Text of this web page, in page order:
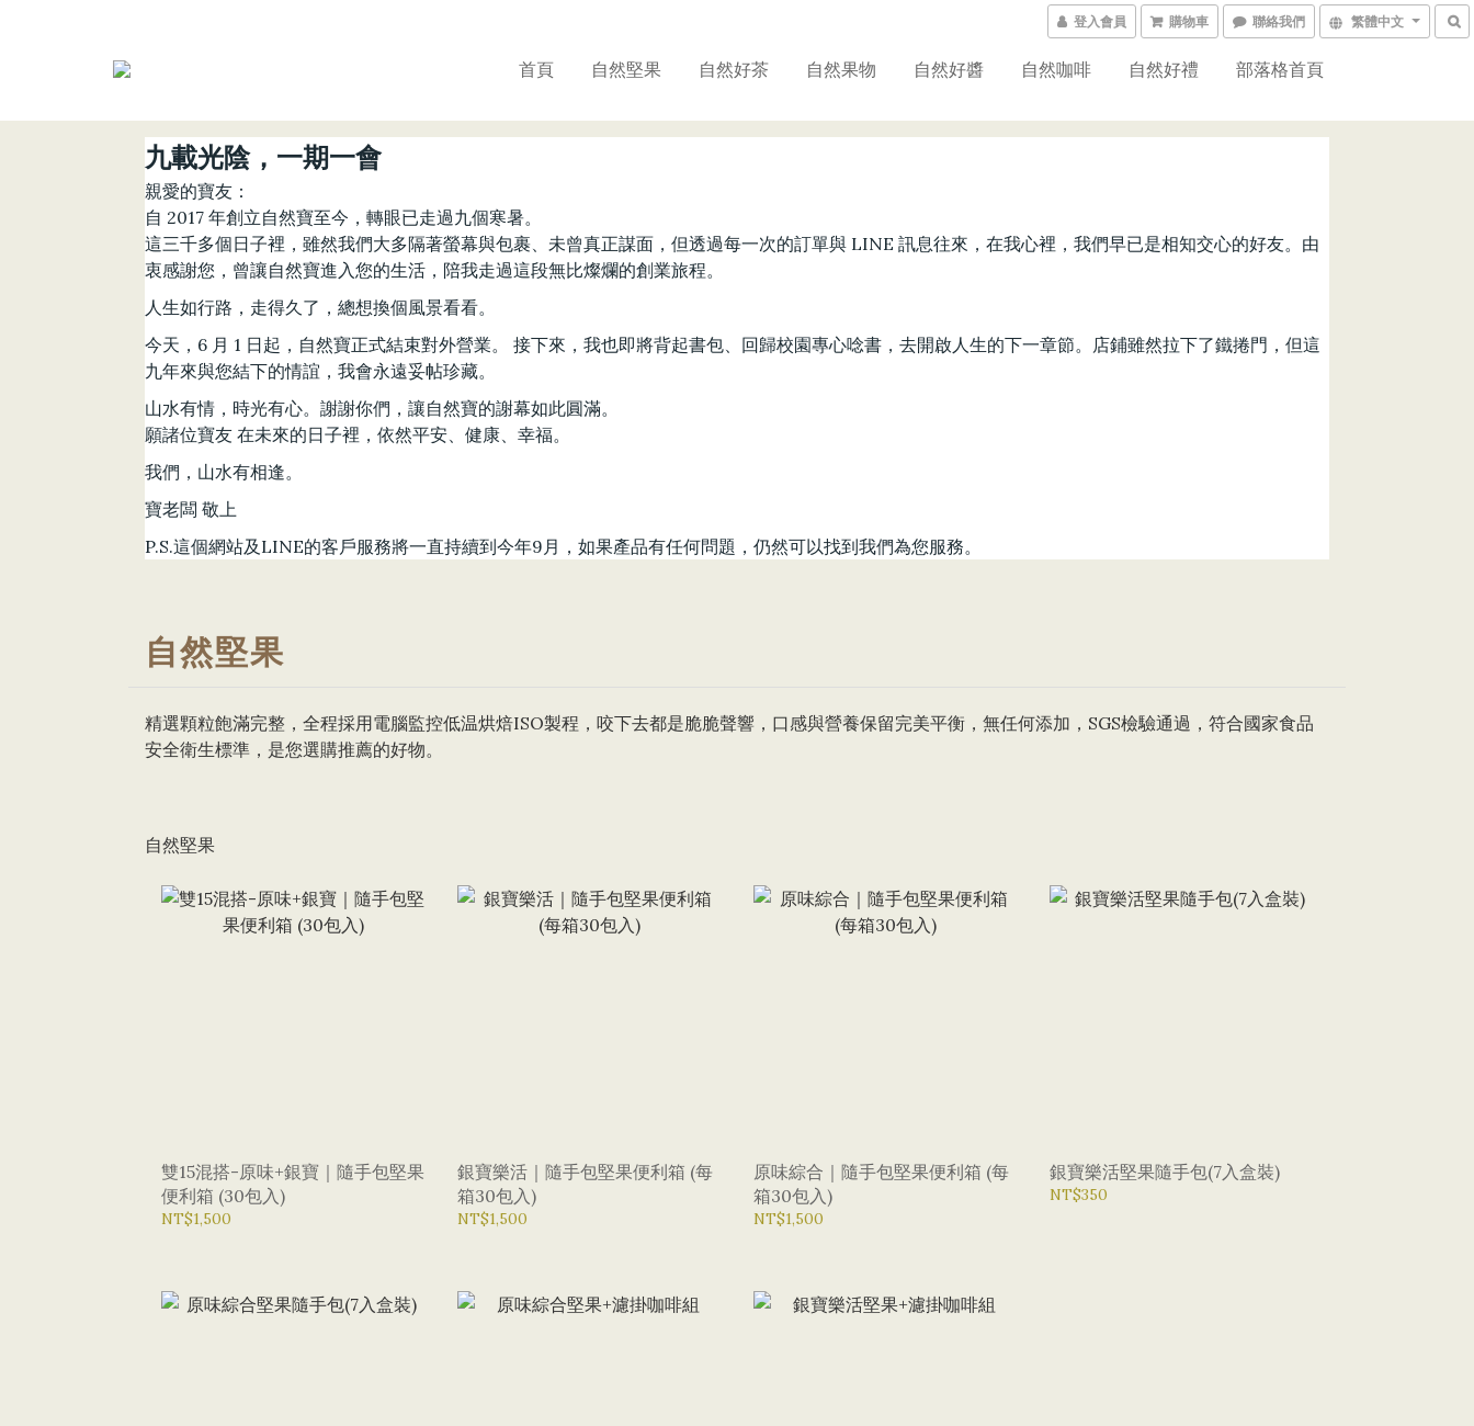
登入會員 購物車 聯絡我們 繁體中文
首頁 自然堅果 自然好茶 自然果物 自然好醬 自然咖啡 自然好禮 部落格首頁
九載光陰，一期一會
親愛的寶友：
自 2017 年創立自然寶至今，轉眼已走過九個寒暑。
這三千多個日子裡，雖然我們大多隔著螢幕與包裹、未曾真正謀面，但透過每一次的訂單與 LINE 訊息往來，在我心裡，我們早已是相知交心的好友。由
衷感謝您，曾讓自然寶進入您的生活，陪我走過這段無比燦爛的創業旅程。
人生如行路，走得久了，總想換個風景看看。
今天，6 月 1 日起，自然寶正式結束對外營業。 接下來，我也即將背起書包、回歸校園專心唸書，去開啟人生的下一章節。店鋪雖然拉下了鐵捲門，但這
九年來與您結下的情誼，我會永遠妥帖珍藏。
山水有情，時光有心。謝謝你們，讓自然寶的謝幕如此圓滿。
願諸位寶友 在未來的日子裡，依然平安、健康、幸福。
我們，山水有相逢。
寶老闆 敬上
P.S.這個網站及LINE的客戶服務將一直持續到今年9月，如果產品有任何問題，仍然可以找到我們為您服務。
自然堅果
精選顆粒飽滿完整，全程採用電腦監控低温烘焙ISO製程，咬下去都是脆脆聲響，口感與營養保留完美平衡，無任何添加，SGS檢驗通過，符合國家食品
安全衛生標準，是您選購推薦的好物。
自然堅果
雙15混搭-原味+銀寶｜隨手包堅果
便利箱 (30包入)
NT$1,500
銀寶樂活｜隨手包堅果便利箱 (每
箱30包入)
NT$1,500
原味綜合｜隨手包堅果便利箱 (每
箱30包入)
NT$1,500
銀寶樂活堅果隨手包(7入盒裝)
NT$350